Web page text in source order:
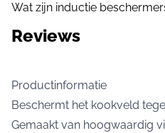
Wat zijn inductie
Reviews
Productinformatie
Beschermt het kookveld
Gemaakt van hoogwaardig